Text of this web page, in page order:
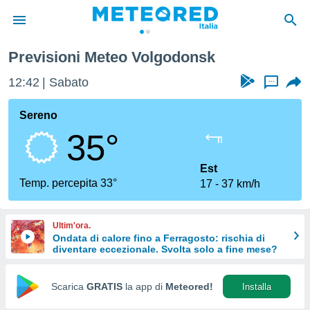
di
per
le
di
Web
Previsioni Meteo Volgodonsk
12:42 Sabato ...
Sereno
35°
Temp. percepita 33°
Est
17
37 km/h
Ultim'ora.
Ondata di calore fino a Ferragosto: rischia di
diventare eccezionale. Svolta solo a fine mese?
Scarica GRATIS la app di Meteored! Installa